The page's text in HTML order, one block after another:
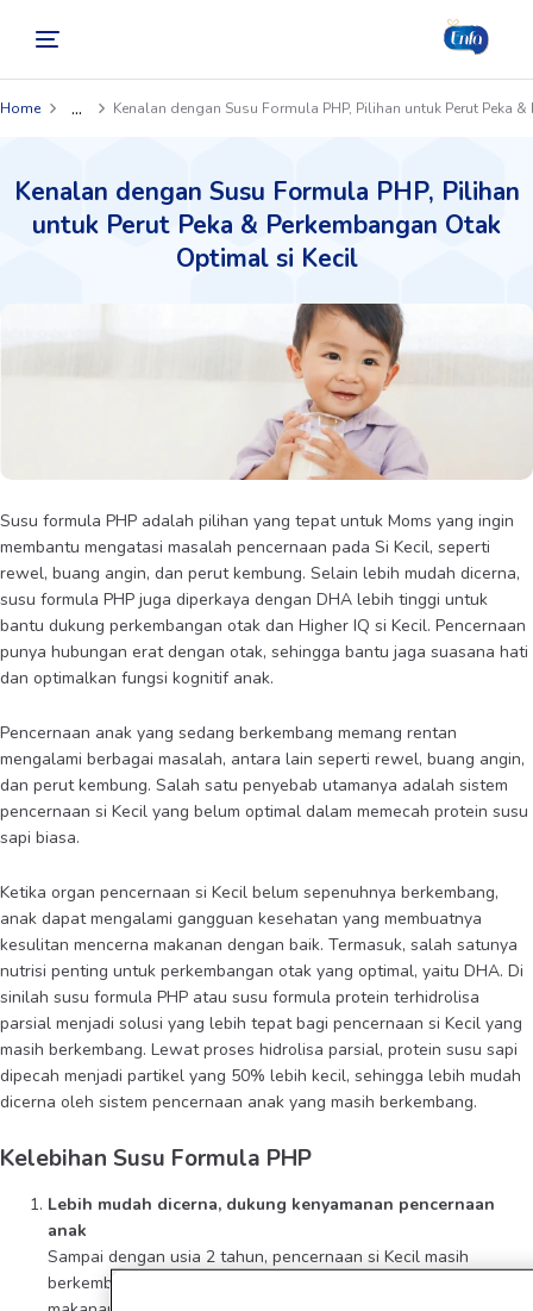
Home ... Kenalan dengan Susu Formula PHP, Pilihan untuk Perut Peka
Kenalan dengan Susu Formula PHP, Pilihan
untuk Perut Peka & Perkembangan Otak
Optimal si Kecil
Susu formula PHP adalah pilihan yang tepat untuk Moms yang ingin
membantu mengatasi masalah pencernaan pada Si Kecil, seperti
rewel, buang angin, dan perut kembung. Selain lebih mudah dicerna,
susu formula PHP juga diperkaya dengan DHA lebih tinggi untuk
bantu dukung perkembangan otak dan Higher IQ si Kecil. Pencernaan
punya hubungan erat dengan otak, sehingga bantu jaga suasana hati
dan optimalkan fungsi kognitif anak.
Pencernaan anak yang sedang berkembang memang rentan
mengalami berbagai masalah, antara lain seperti rewel, buang angin,
dan perut kembung. Salah satu penyebab utamanya adalah sistem
pencernaan si Kecil yang belum optimal dalam memecah protein susu
sapi biasa.
Ketika organ pencernaan si Kecil belum sepenuhnya berkembang,
anak dapat mengalami gangguan kesehatan yang membuatnya
kesulitan mencerna makanan dengan baik. Termasuk, salah satunya
nutrisi penting untuk perkembangan otak yang optimal, yaitu DHA. Di
sinilah susu formula PHP atau susu formula protein terhidrolisa
parsial menjadi solusi yang lebih tepat bagi pencernaan si Kecil yang
masih berkembang. Lewat proses hidrolisa parsial, protein susu sapi
dipecah menjadi partikel yang 50% lebih kecil, sehingga lebih mudah
dicerna oleh sistem pencernaan anak yang masih berkembang.
Kelebihan Susu Formula PHP
Lebih mudah dicerna, dukung kenyamanan pencernaan
anak
Sampai dengan usia 2 tahun, pencernaan si Kecil masih
berkembang dan belajar beradaptasi dengan berbagai jenis